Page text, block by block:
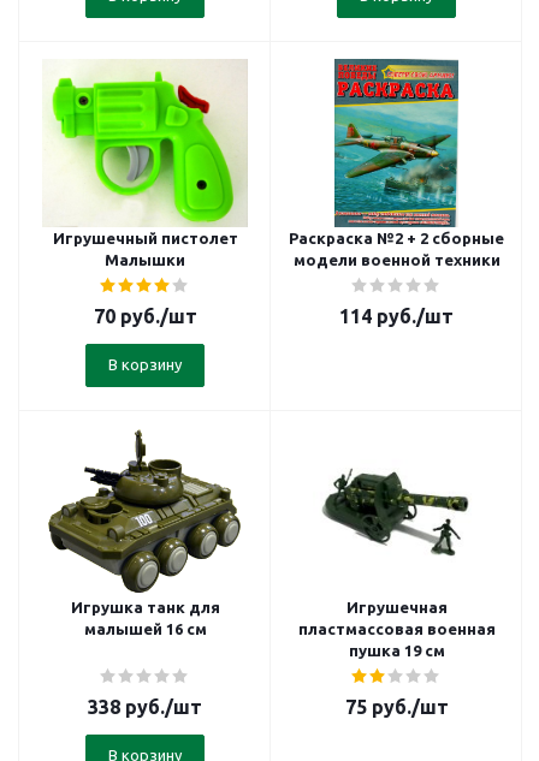
Игрушечный пистолет
Малышки
70руб./шт
В корзину
Раскраска №2 + 2 сборные
модели военной техники
114 руб./шт
Игрушка танк для
малышей 16 см
338 руб./шт
В корзину
Игрушечная
пластмассовая военная
пушка 19 см
75руб./шт